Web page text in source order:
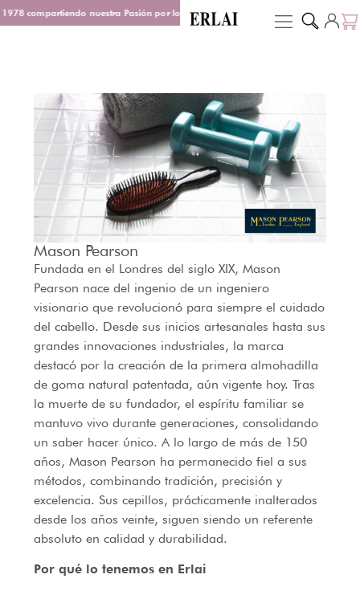
compartiendo nuestra Pasión por los Perfumes Entrega en 48/72 h
Mason Pearson
Fundada en el Londres del siglo XIX, Mason
Pearson nace del ingenio de un ingeniero
visionario que revolucionó para siempre el cuidado
del cabello. Desde sus inicios artesanales hasta sus
grandes innovaciones industriales, la marca
destacó por la creación de la primera almohadilla
de goma natural patentada, aún vigente hoy. Tras
la muerte de su fundador, el espíritu familiar se
mantuvo vivo durante generaciones, consolidando
un saber hacer único. A lo largo de más de 150
años, Mason Pearson ha permanecido fiel a sus
métodos, combinando tradición, precisión y
excelencia. Sus cepillos, prácticamente inalterados
desde los años veinte, siguen siendo un referente
absoluto en calidad y durabilidad.
Por qué lo tenemos en Erlai